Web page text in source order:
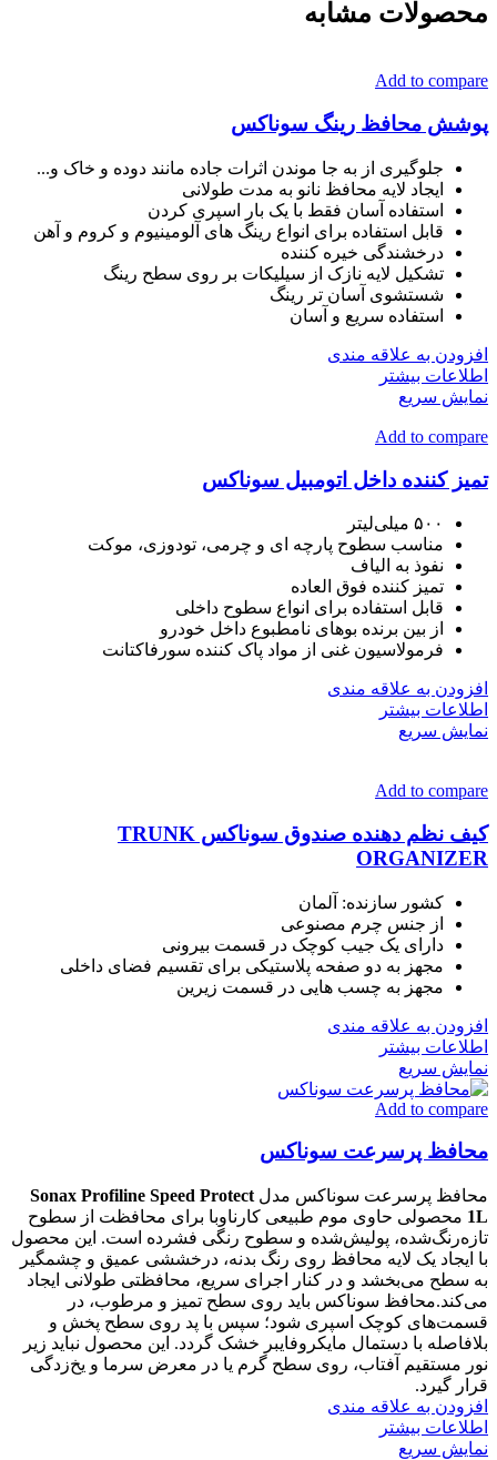
محصولات مشابه
Add to compare
پوشش محافظ رینگ سوناکس
جلوگیری از به جا موندن اثرات جاده مانند دوده و خاک و...
ایجاد لایه محافظ نانو به مدت طولانی
استفاده آسان فقط با یک بار اسپری کردن
قابل استفاده برای انواع رینگ های آلومینیوم و کروم و آهن
درخشندگی خیره کننده
تشکیل لایه نازک از سیلیکات بر روی سطح رینگ
شستشوی آسان تر رینگ
استفاده سریع و آسان
افزودن به علاقه مندی
اطلاعات بیشتر
نمایش سریع
Add to compare
تمیز کننده داخل اتومبیل سوناکس
۵۰۰ میلی‌لیتر
مناسب سطوح پارچه ای و چرمی، تودوزی، موكت
نفوذ به الیاف
تمیز کننده فوق العاده
قابل استفاده برای انواع سطوح داخلی
از بین برنده بوهای نامطبوع داخل خودرو
فرمولاسیون غنی از مواد پاک کننده سورفاکتانت
افزودن به علاقه مندی
اطلاعات بیشتر
نمایش سریع
Add to compare
کیف نظم دهنده صندوق سوناکس TRUNK
ORGANIZER
کشور سازنده: آلمان
از جنس چرم مصنوعی
دارای یک جیب کوچک در قسمت بیرونی
مجهز به دو صفحه پلاستیکی برای تقسیم فضای داخلی
مجهز به چسب هایی در قسمت زیرین
افزودن به علاقه مندی
اطلاعات بیشتر
نمایش سریع
Add to compare
محافظ پرسرعت سوناکس
محافظ پرسرعت سوناکس مدل Sonax Profiline Speed Protect
1L محصولی حاوی موم طبیعی کارناوبا برای محافظت از سطوح
تازه‌رنگ‌شده، پولیش‌شده و سطوح رنگی فشرده است. این محصول
با ایجاد یک لایه محافظ روی رنگ بدنه، درخششی عمیق و چشمگیر
به سطح می‌بخشد و در کنار اجرای سریع، محافظتی طولانی ایجاد
می‌کند.محافظ سوناکس باید روی سطح تمیز و مرطوب، در
قسمت‌های کوچک اسپری شود؛ سپس با پد روی سطح پخش و
بلافاصله با دستمال مایکروفایبر خشک گردد. این محصول نباید زیر
نور مستقیم آفتاب، روی سطح گرم یا در معرض سرما و یخ‌زدگی
قرار گیرد.
افزودن به علاقه مندی
اطلاعات بیشتر
نمایش سریع